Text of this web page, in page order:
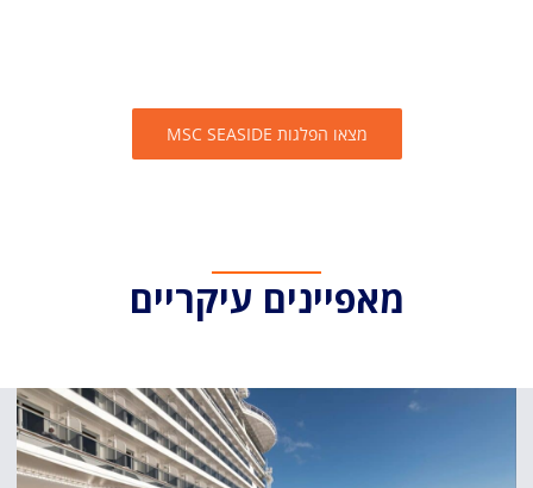
מצאו הפלגות MSC SEASIDE
מאפיינים עיקריים